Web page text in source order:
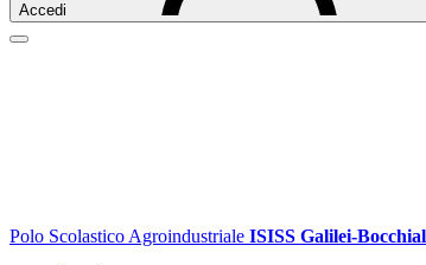
Accedi
Polo Scolastico Agroindustriale ISISS Galilei-